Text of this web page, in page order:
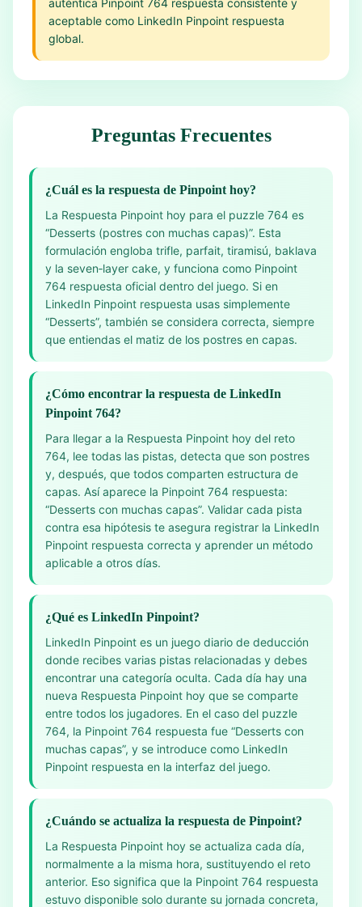
auténtica Pinpoint 764 respuesta consistente y
aceptable como LinkedIn Pinpoint respuesta
global.
Preguntas Frecuentes
¿Cuál es la respuesta de Pinpoint hoy?
La Respuesta Pinpoint hoy para el puzzle 764 es
“Desserts (postres con muchas capas)”. Esta
formulación engloba trifle, parfait, tiramisú, baklava
y la seven‑layer cake, y funciona como Pinpoint
764 respuesta oficial dentro del juego. Si en
LinkedIn Pinpoint respuesta usas simplemente
“Desserts”, también se considera correcta, siempre
que entiendas el matiz de los postres en capas.
¿Cómo encontrar la respuesta de LinkedIn
Pinpoint 764?
Para llegar a la Respuesta Pinpoint hoy del reto
764, lee todas las pistas, detecta que son postres
y, después, que todos comparten estructura de
capas. Así aparece la Pinpoint 764 respuesta:
“Desserts con muchas capas”. Validar cada pista
contra esa hipótesis te asegura registrar la LinkedIn
Pinpoint respuesta correcta y aprender un método
aplicable a otros días.
¿Qué es LinkedIn Pinpoint?
LinkedIn Pinpoint es un juego diario de deducción
donde recibes varias pistas relacionadas y debes
encontrar una categoría oculta. Cada día hay una
nueva Respuesta Pinpoint hoy que se comparte
entre todos los jugadores. En el caso del puzzle
764, la Pinpoint 764 respuesta fue “Desserts con
muchas capas”, y se introduce como LinkedIn
Pinpoint respuesta en la interfaz del juego.
¿Cuándo se actualiza la respuesta de Pinpoint?
La Respuesta Pinpoint hoy se actualiza cada día,
normalmente a la misma hora, sustituyendo el reto
anterior. Eso significa que la Pinpoint 764 respuesta
estuvo disponible solo durante su jornada concreta,